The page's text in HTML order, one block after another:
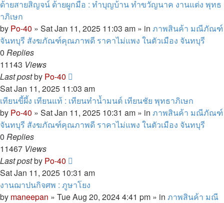
ด้ายสายสิญจน์ ด้ายผูกมือ : ทำบุญบ้าน ทำขวัญนาค งานแต่ง พุทธ
าภิเษก
by Po-40 » Sat Jan 11, 2025 11:03 am » in ภาพสินค้า มณีภัณฑ์
จันทบุรี สังฆภัณฑ์คุณภาพดี ราคาไม่แพง ในตัวเมือง จันทบุรี
0 Replies
11143 Views
Last postby Po-40
Sat Jan 11, 2025 11:03 am
เทียนขี้ผึ้ง เทียนแท้ : เทียนทำน้ำมนต์ เทียนชัย พุทธาภิเษก
by Po-40 » Sat Jan 11, 2025 10:31 am » in ภาพสินค้า มณีภัณฑ์
จันทบุรี สังฆภัณฑ์คุณภาพดี ราคาไม่แพง ในตัวเมือง จันทบุรี
0 Replies
11467 Views
Last postby Po-40
Sat Jan 11, 2025 10:31 am
งานฌาปนกิจศพ : ภูษาโยง
by maneepan » Tue Aug 20, 2024 4:41 pm » in ภาพสินค้า มณี